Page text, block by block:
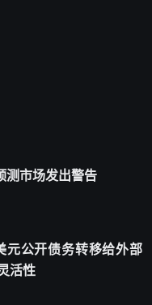
测市场发出警告
元公开债务转移给外部
活性